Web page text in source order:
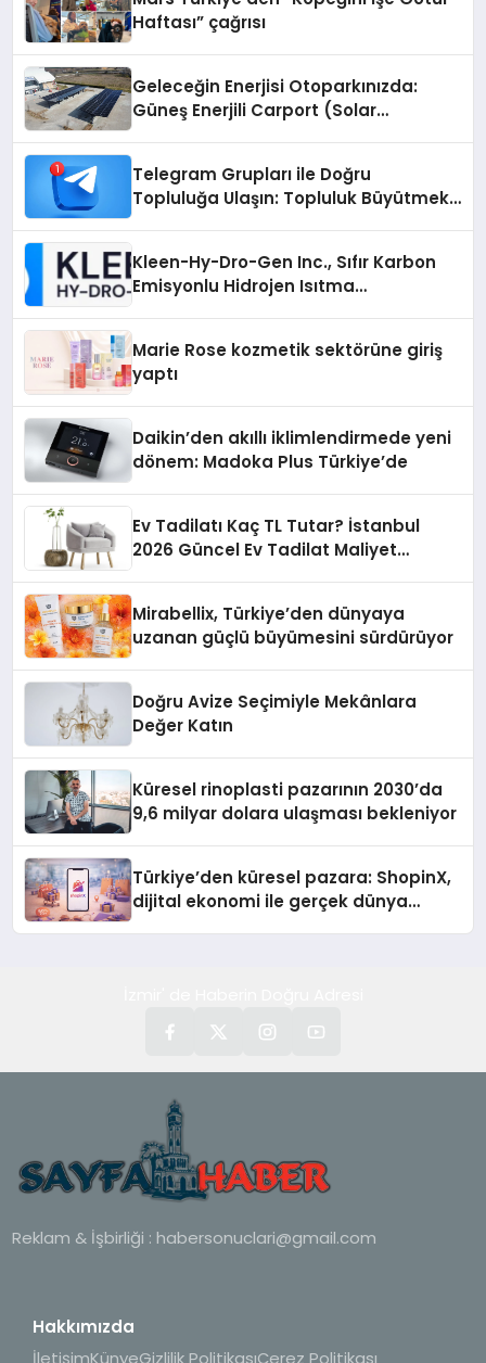
Haftası” çağrısı
Geleceğin Enerjisi Otoparkınızda:
Güneş Enerjili Carport (Solar
Telegram Grupları ile Doğru
Topluluğa Ulaşın: Topluluk Büyütmek
Kleen-Hy-Dro-Gen Inc., Sıfır Karbon
Emisyonlu Hidrojen Isıtma
Marie Rose kozmetik sektörüne giriş
yaptı
Daikin’den akıllı iklimlendirmede yeni
dönem: Madoka Plus Türkiye’de
Ev Tadilatı Kaç TL Tutar? İstanbul
2026 Güncel Ev Tadilat Maliyet
Mirabellix, Türkiye’den dünyaya
uzanan güçlü büyümesini sürdürüyor
Doğru Avize Seçimiyle Mekânlara
Değer Katın
Küresel rinoplasti pazarının 2030’da
9,6 milyar dolara ulaşması bekleniyor
Türkiye’den küresel pazara: ShopinX,
dijital ekonomi ile gerçek dünya
Reklam & İşbirliği : habersonuclari@gmail.com
Hakkımızda
İletişimKünyeGizlilik PolitikasıÇerez Politikası